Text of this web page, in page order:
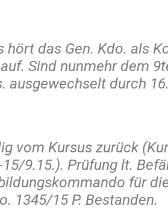
hört das Gen. Kdo. als
Sind nunmehr dem
ausgewechselt durch
vom Kursus zurück
9.15.). Prüfung lt.
für
1345/15 P. Bestanden.